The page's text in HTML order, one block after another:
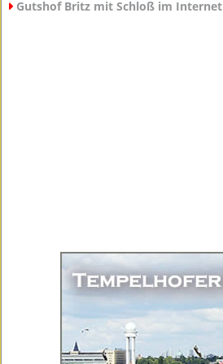
Gutshof Britz mit Schloß im Internet